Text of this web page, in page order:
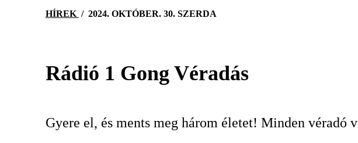
HÍREK / 2024. OKTÓBER. 30. SZERDA
Rádió 1 Gong Véradás
Gyere el, és ments meg három életet! Minden véradó